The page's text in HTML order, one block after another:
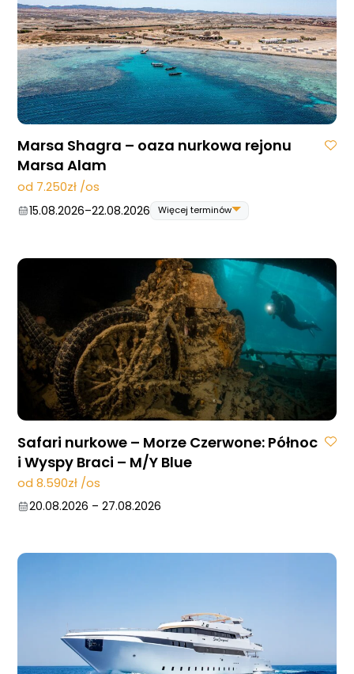
24.10.2026 –
31.10.2026
07.11.2026
–
14.11.2026
14.11.2026
–
21.11.2026
28.11.2026
– 05.12.2026
05.12.2026 – 12.12.2026
Marsa Shagra – oaza nurkowa rejonu
Marsa Alam
od 7.250zł /os
15.08.2026–22.08.2026 Więcej terminów
05.09.2026
12.09.2026
12.09.2026
19.09.2026
03.10.2026 –
10.10.2026
10.10.2026
–
17.10.2026
31.10.2026
–
07.11.2026
21.11.2026
–
28.11.2026
28.11.2026
– 05.12.2026
05.12.2026 – 12.12.2026
Safari nurkowe – Morze Czerwone: Północ
i Wyspy Braci – M/Y Blue
od 8.590zł /os
20.08.2026 – 27.08.2026